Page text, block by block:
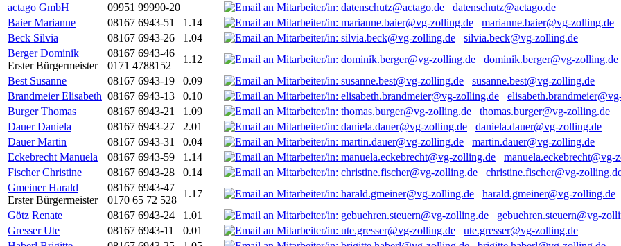
actago GmbH
09951 99990-20
datenschutz@actago.de
Baier Marianne
08167 6943-51 1.14
marianne.baier@vg-zolling.de
Beck Silvia
08167 6943-26 1.04
silvia.beck@vg-zolling.de
Berger Dominik
Erster Bürgermeister
08167 6943-46
0171 4788152
1.12
dominik.berger@vg-zolling.de
Best Susanne
08167 6943-19 0.09
susanne.best@vg-zolling.de
Brandmeier Elisabeth 08167 6943-13 0.10
Burger Thomas
08167 6943-21 1.09
thomas.burger@vg-zolling.de
Dauer Daniela
08167 6943-27 2.01
daniela.dauer@vg-zolling.de
Dauer Martin
08167 6943-31 0.04
martin.dauer@vg-zolling.de
Eckebrecht Manuela
08167 6943-59 1.14
manuela.eckebrecht@vg-
Fischer Christine
08167 6943-28 0.14
christine.fischer@vg-
Gmeiner Harald
Erster Bürgermeister
08167 6943-47
0170 65 72 528
1.17
harald.gmeiner@vg-zolling.de
Götz Renate
08167 6943-24 1.01
gebuehren.steuern@vg-
Gresser Ute
08167 6943-11 0.01
ute.gresser@vg-zolling.de